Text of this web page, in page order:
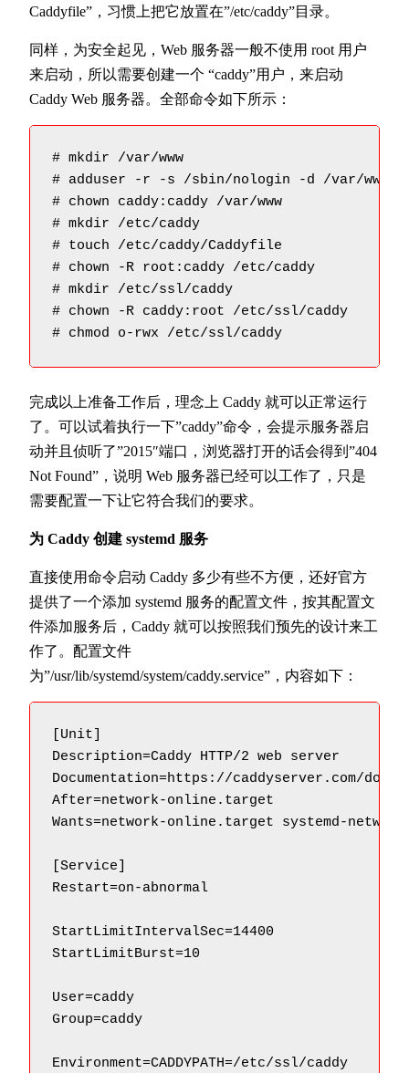
Caddyfile”，习惯上把它放置在”/etc/caddy”目录。
同样，为安全起见，Web 服务器一般不使用 root 用户
来启动，所以需要创建一个 “caddy”用户，来启动
Caddy Web 服务器。全部命令如下所示：
# mkdir /var/www
# adduser -r -s /sbin/nologin -d /var/www
# chown caddy:caddy /var/www
# mkdir /etc/caddy
# touch /etc/caddy/Caddyfile
# chown -R root:caddy /etc/caddy
# mkdir /etc/ssl/caddy
# chown -R caddy:root /etc/ssl/caddy
# chmod o-rwx /etc/ssl/caddy
完成以上准备工作后，理念上 Caddy 就可以正常运行
了。可以试着执行一下”caddy”命令，会提示服务器启
动并且侦听了”2015″端口，浏览器打开的话会得到”404
Not Found”，说明 Web 服务器已经可以工作了，只是
需要配置一下让它符合我们的要求。
为 Caddy 创建 systemd 服务
直接使用命令启动 Caddy 多少有些不方便，还好官方
提供了一个添加 systemd 服务的配置文件，按其配置文
件添加服务后，Caddy 就可以按照我们预先的设计来工
作了。配置文件
为”/usr/lib/systemd/system/caddy.service”，内容如下：
[Unit]
Description=Caddy HTTP/2 web server
Documentation=https://caddyserver.com/docs
After=network-online.target
Wants=network-online.target systemd-
[Service]
Restart=on-abnormal
StartLimitIntervalSec=14400
StartLimitBurst=10
User=caddy
Group=caddy
Environment=CADDYPATH=/etc/ssl/caddy